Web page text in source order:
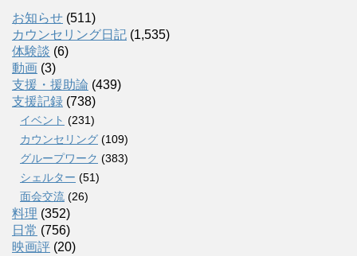
お知らせ (511)
カウンセリング日記 (1,535)
体験談 (6)
動画 (3)
支援・援助論 (439)
支援記録 (738)
イベント (231)
カウンセリング (109)
グループワーク (383)
シェルター (51)
面会交流 (26)
料理 (352)
日常 (756)
映画評 (20)